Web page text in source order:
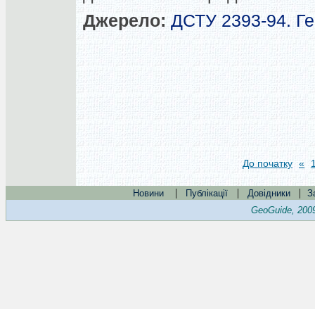
Джерело: ДСТУ 2393-94.
До початку «
Новини | Публікації | Довідники |
GeoGuide,